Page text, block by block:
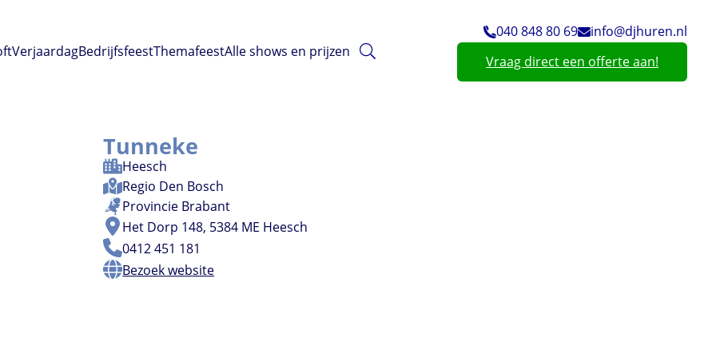
VerjaardagBedrijfsfeestThemafeestAlle shows en prijzen
040 848 80 69
info@djhuren.nl
Vraag direct een offerte aan!
Tunneke
Heesch
Regio Den Bosch
Provincie Brabant
Het Dorp 148, 5384 ME Heesch
0412 451 181
Bezoek website